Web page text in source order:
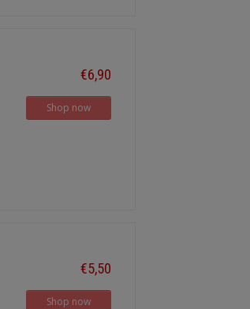
€6,90
Shop now
€5,50
Shop now